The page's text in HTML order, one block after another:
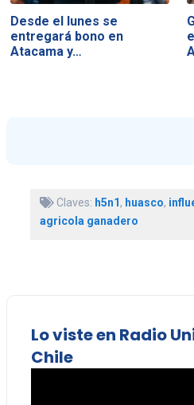
Desde el lunes se
entregará bono en
Atacama y…
Claves: h5n1, huasco,
agricola ganadero
Lo viste en Radio
Chile